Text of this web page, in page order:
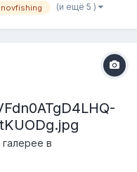
novfishing (и ещё 5 )
в